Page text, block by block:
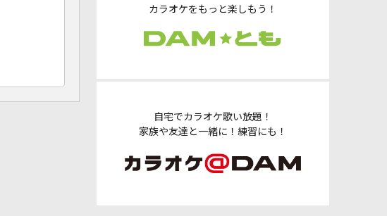
カラオケをもっと楽しもう！
自宅でカラオケ歌い放題！
家族や友達と一緒に！練習にも！